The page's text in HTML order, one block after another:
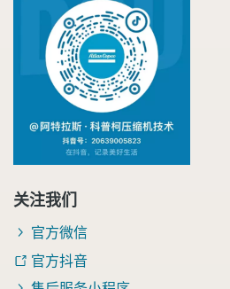
关注我们
官方微信
官方抖音